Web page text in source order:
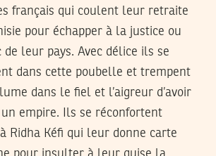
français qui coulent leur retraite
pour échapper à la justice ou
de leur pays. Avec délice ils se
dans cette poubelle et trempent
dans le fiel et l’aigreur d’avoir
empire. Ils se réconfortent
Ridha Kéfi qui leur donne carte